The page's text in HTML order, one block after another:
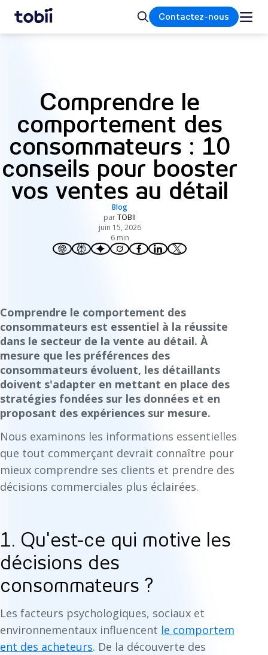
Accueil Rechercher
Contactez-nous
Comprendre le
comportement des
consommateurs : 10
conseils pour booster
vos ventes au détail
Blog
parTOBII
juin 15, 2026
6 min
Comprendre le comportement des
consommateurs est essentiel à la réussite
dans le secteur de la vente au détail. À
mesure que les préférences des
consommateurs évoluent, les détaillants
doivent s'adapter en mettant en place des
stratégies fondées sur les données et en
proposant des expériences sur mesure.
Nous examinons les informations essentielles
que tout commerçant devrait connaître pour
mieux comprendre ses clients et prendre des
décisions commerciales plus éclairées.
1. Qu'est-ce qui motive les
décisions des
consommateurs ?
Les facteurs psychologiques, sociaux et
environnementaux influencent le comportem
ent des acheteurs. De la découverte des